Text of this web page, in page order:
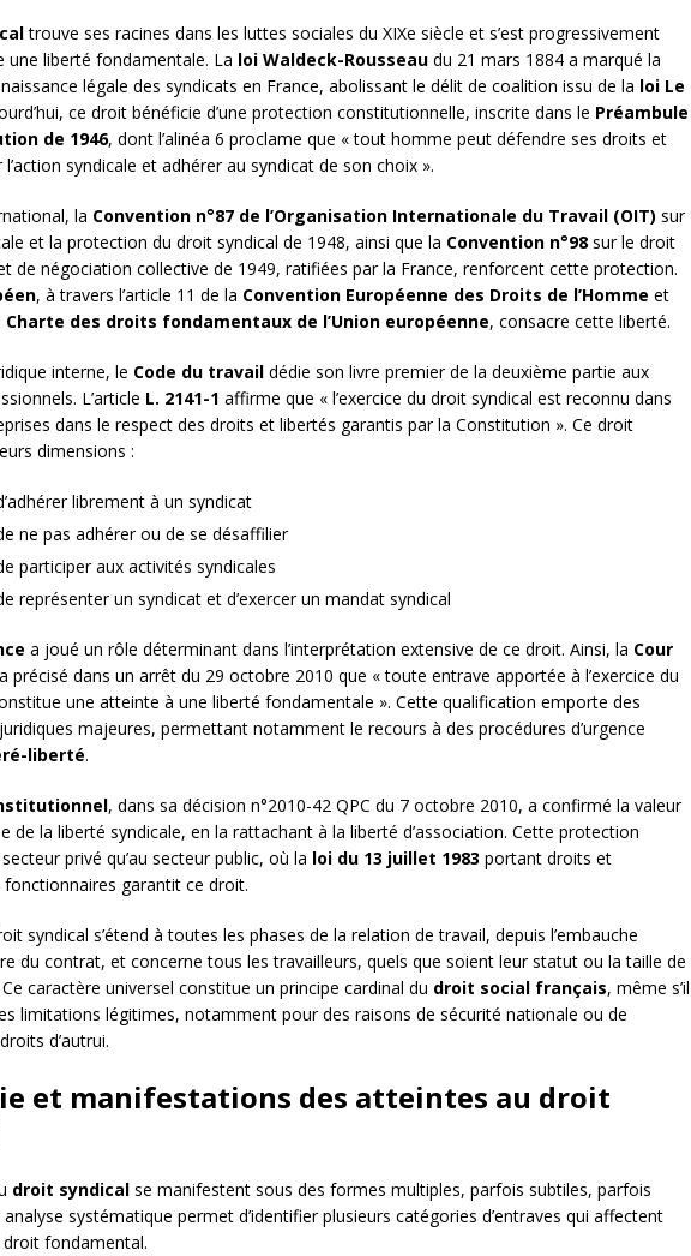
trouve ses racines dans les luttes sociales du XIXe siècle et s’est progressivement
une liberté fondamentale. La loi Waldeck-Rousseau du 21 mars 1884 a marqué la
légale des syndicats en France, abolissant le délit de coalition issu de la loi Le
ce droit bénéficie d’une protection constitutionnelle, inscrite dans le Préambule
de 1946, dont l’alinéa 6 proclame que « tout homme peut défendre ses droits et
syndicale et adhérer au syndicat de son choix ».
la Convention n°87 de l’Organisation Internationale du Travail (OIT) sur
et la protection du droit syndical de 1948, ainsi que la Convention n°98 sur le droit
de négociation collective de 1949, ratifiées par la France, renforcent cette protection.
, à travers l’article 11 de la Convention Européenne des Droits de l’Homme et
Charte des droits fondamentaux de l’Union européenne, consacre cette liberté.
interne, le Code du travail dédie son livre premier de la deuxième partie aux
L’article L. 2141-1 affirme que « l’exercice du droit syndical est reconnu dans
dans le respect des droits et libertés garantis par la Constitution ». Ce droit
dimensions :
librement à un syndicat
ne pas adhérer ou de se désaffilier
participer aux activités syndicales
représenter un syndicat et d’exercer un mandat syndical
a joué un rôle déterminant dans l’interprétation extensive de ce droit. Ainsi, la Cour
a précisé dans un arrêt du 29 octobre 2010 que « toute entrave apportée à l’exercice du
une atteinte à une liberté fondamentale ». Cette qualification emporte des
majeures, permettant notamment le recours à des procédures d’urgence
liberté.
, dans sa décision n°2010-42 QPC du 7 octobre 2010, a confirmé la valeur
de la liberté syndicale, en la rattachant à la liberté d’association. Cette protection
privé qu’au secteur public, où la loi du 13 juillet 1983 portant droits et
garantit ce droit.
syndical s’étend à toutes les phases de la relation de travail, depuis l’embauche
du contrat, et concerne tous les travailleurs, quels que soient leur statut ou la taille de
caractère universel constitue un principe cardinal du droit social français, même s’il
limitations légitimes, notamment pour des raisons de sécurité nationale ou de
d’autrui.
et manifestations des atteintes au droit
droit syndical se manifestent sous des formes multiples, parfois subtiles, parfois
systématique permet d’identifier plusieurs catégories d’entraves qui affectent
droit fondamental.